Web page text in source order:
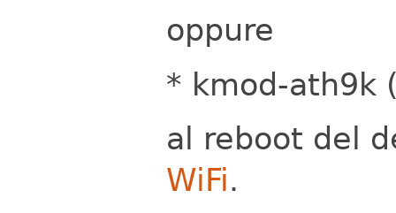
oppure
* kmod-ath9k
al reboot del
WiFi.